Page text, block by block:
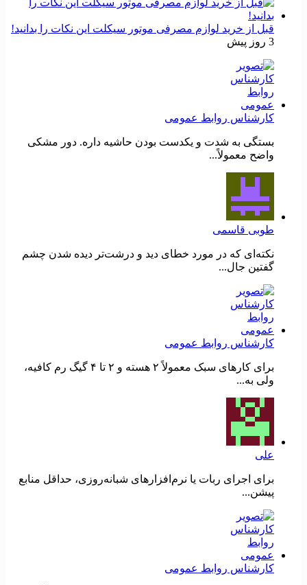
قبل از خرید لوازم مصرفی موتور سیکلت این نکات را بدانید!
3 روز پیش
کارشناس روابط عمومی
بستگی به شدت و یکدست بودن حاشیه داره. دور مشکی
واضح معمولاً...
طوبی قاسمی
نکته‌ای که در مورد خطای دید و درشت‌تر دیده شدن چشم
گفتین جال...
کارشناس روابط عمومی
برای کارهای سبک معمولاً ۲ هسته و ۲ تا ۴ گیگ رم کافیه،
ولی به...
علی
برای اجرای ربات یا نرم‌افزارهای شبانه‌روزی، حداقل منابع
پیشن...
کارشناس روابط عمومی